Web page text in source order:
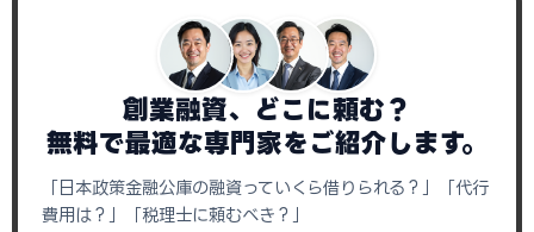
創業融資、どこに頼む？
無料で最適な専門家をご紹介します。
「日本政策金融公庫の融資っていくら借りられる？」「代行
費用は？」「税理士に頼むべき？」